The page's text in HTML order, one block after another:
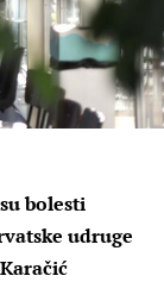
bolesti
udruge